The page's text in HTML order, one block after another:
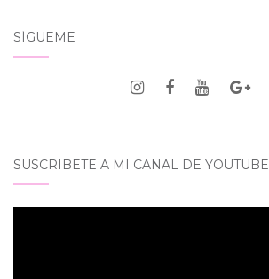
SÍGUEME
SUSCRIBETE A MI CANAL DE YOUTUBE